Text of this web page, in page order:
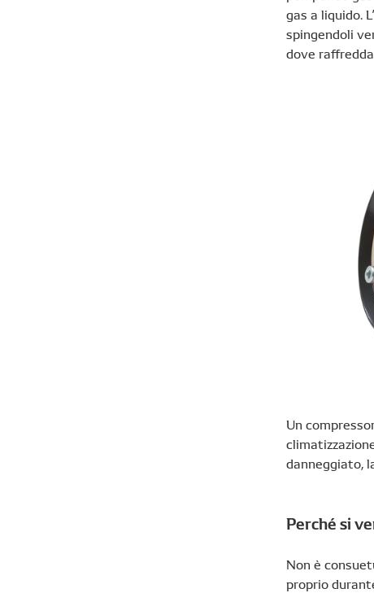
gas a liquido.
spingendoli
dove raffredda
Un
danneggiato,
Perché si
Non è
proprio